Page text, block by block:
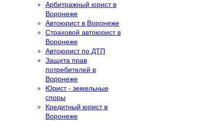
Арбитражный юрист в
Воронеже
Автоюрист в Воронеже
Страховой автоюрист в
Воронеже
Автоюрист по ДТП
Защита прав
потребителей в
Воронеже
Юрист - земельные
споры
Кредитный юрист в
Воронеже